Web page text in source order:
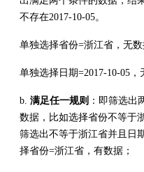
不存在2017-10-05。
单独选择省份=浙江省，无数
单独选择日期=2017-10-05，
b. 满足任一规则 ：即筛选出
数据，比如选择省份不等于
筛选出不等于浙江省并且日
择省份=浙江省，有数据；